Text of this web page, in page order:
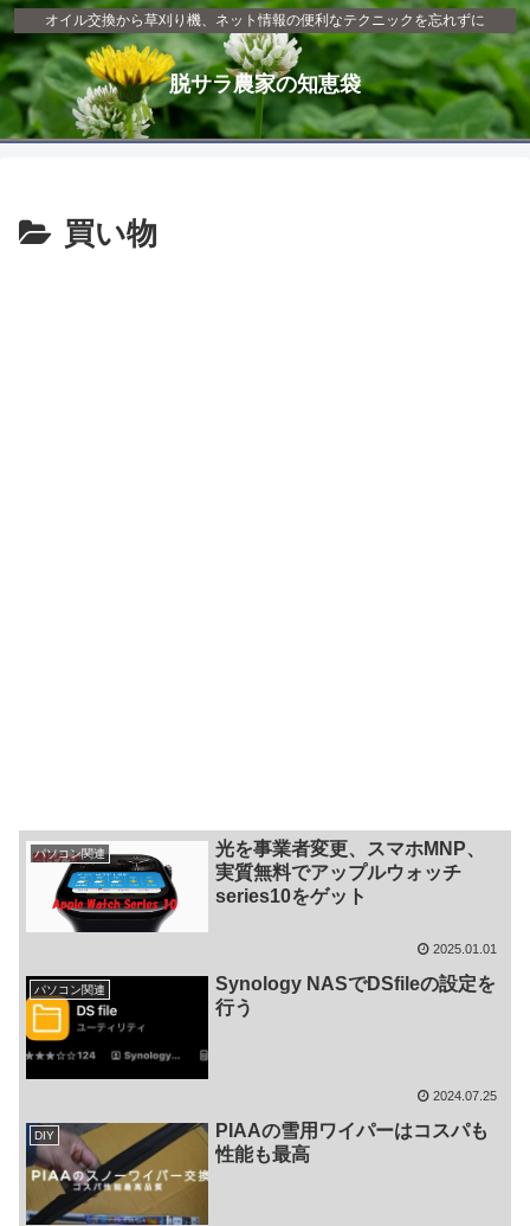
オイル交換から草刈り機、ネット情報の便利なテクニックを忘れずに
脱サラ農家の知恵袋
買い物
パソコン関連
光を事業者変更、スマホMNP、
実質無料でアップルウォッチ
series10をゲット
2025.01.01
パソコン関連
Synology NASでDSfileの設定を
行う
2024.07.25
DIY
PIAAの雪用ワイパーはコスパも
性能も最高